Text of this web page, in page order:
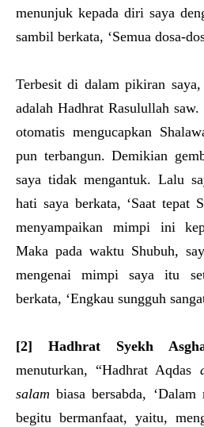
menunjuk kepada diri saya
sambil berkata, ‘Semua dosa-
Terbesit di dalam pikiran
adalah Hadhrat Rasulullah
otomatis mengucapkan
pun terbangun. Demikian
saya tidak mengantuk. Lalu
hati saya berkata, ‘Saat tepat
menyampaikan mimpi ini
Maka pada waktu Shubuh,
mengenai mimpi saya itu
berkata, ‘Engkau sungguh
[2] Hadhrat Syekh
menuturkan, “Hadhrat Aqdas
salam biasa bersabda,
begitu bermanfaat, yaitu,